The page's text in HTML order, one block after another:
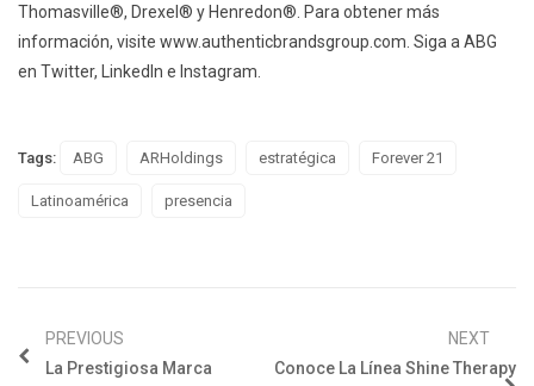
Thomasville®️, Drexel®️ y Henredon®️. Para obtener más
información, visite www.authenticbrandsgroup.com. Siga a ABG
en Twitter, LinkedIn e Instagram.
Tags: ABG ARHoldings estratégica Forever 21
Latinoamérica presencia
PREVIOUS
La Prestigiosa Marca
NEXT
Conoce La Línea Shine Therapy